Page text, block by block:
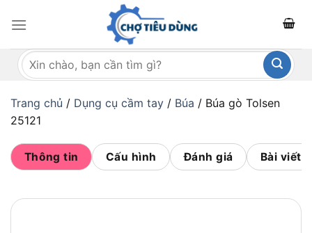
qua
dungTìm
kiếm:
Trang chủ / Dụng cụ cầm tay / Búa / Búa gò Tolsen
25121
Thông tin Cấu hình Đánh giá Bài viết